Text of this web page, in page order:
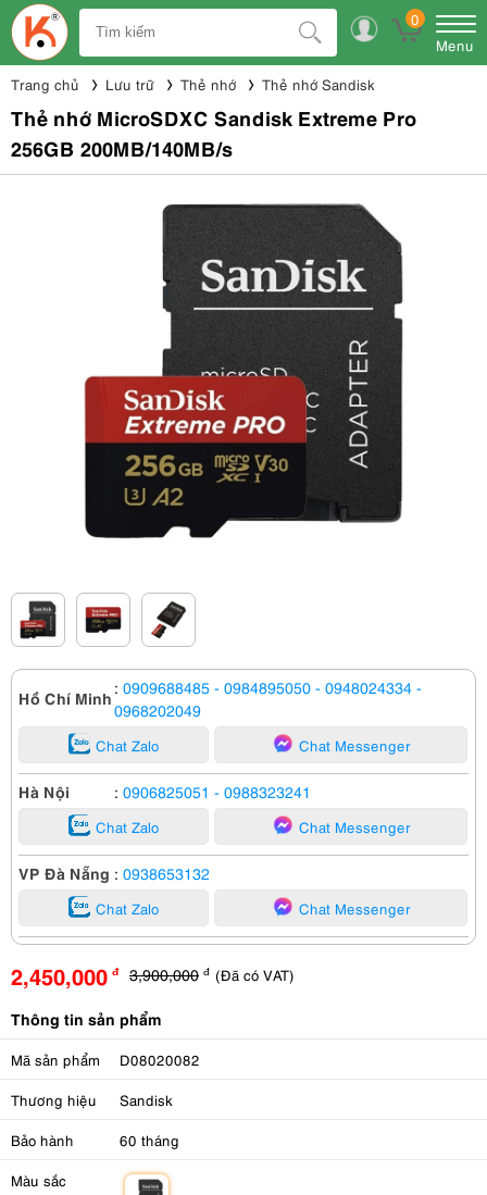
0
Menu
Trang chủ Lưu trữ Thẻ nhớ Thẻ nhớ Sandisk
Thẻ nhớ MicroSDXC Sandisk Extreme Pro
256GB 200MB/140MB/s
Hồ Chí Minh : 0909688485 - 0984895050 - 0948024334 -
0968202049
Chat Zalo Chat Messenger
Hà Nội : 0906825051 - 0988323241
Chat Zalo Chat Messenger
VP Đà Nẵng : 0938653132
Chat Zalo Chat Messenger
2,450,000 đ 3,900,000 đ (Đã có VAT)
Thông tin sản phẩm
Mã sản phẩm D08020082
Thương hiệu Sandisk
Bảo hành 60 tháng
Màu sắc